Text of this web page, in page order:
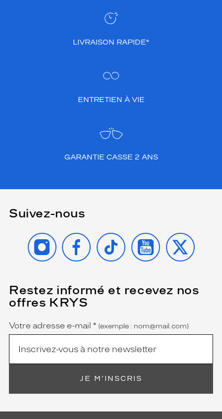
LIVRAISON RAPIDE*
ENTRETIEN À VIE
GARANTIE CASSE 2 ANS
Suivez-nous
INSTAGRAMFACEBOOK
TIKTOK YOUTUBE
X
Restez informé et recevez nos
offres KRYS
Name
Votre adresse e-mail *
(Ce
champ
est
(exemple : nom@mail.com)
JE M'INSCRIS